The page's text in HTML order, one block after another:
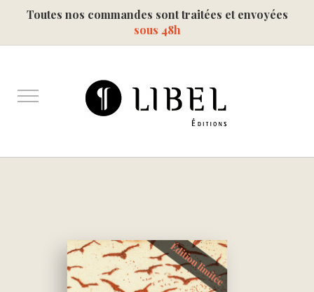
Toutes nos commandes sont traitées et envoyées
sous 48h